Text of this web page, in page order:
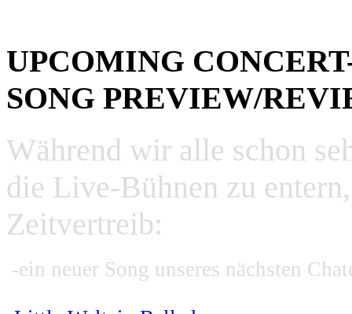
UPCOMING
SONG PREVIEW/
Während wir alle schon
die Live-Bühnen zu
Zeitvertreib:
-ein neuer Song unseres nächsten